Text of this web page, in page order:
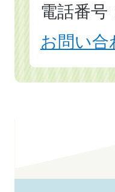
電話番
お問い合